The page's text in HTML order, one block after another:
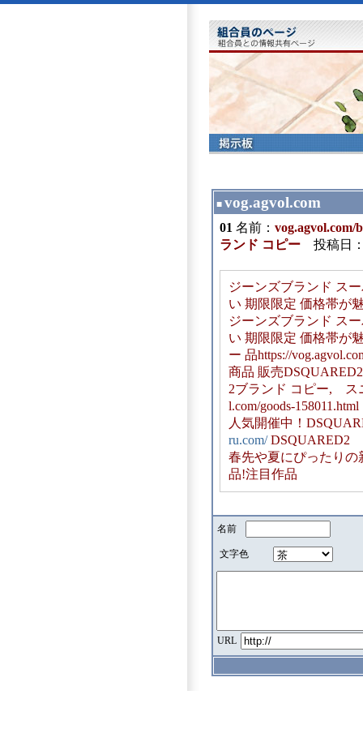
■ vog.agvol.com
01 名前：
ランド コピー 投稿日：
ジーンズブランド ス
い 期限限定 価格帯が魅
ジーンズブランド ス
い 期限限定 価格帯が
ー 品https://
商品 販売
2ブランド コピー, ス
l.com/goods-
人気開催中！
ru.com/DSQUARED2
春先や夏にぴったり
品!注目作品
名前
文字色
URL